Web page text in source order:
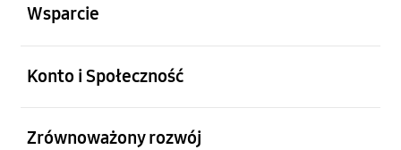
Wsparcie
Konto i Społeczność
Zrównoważony rozwój